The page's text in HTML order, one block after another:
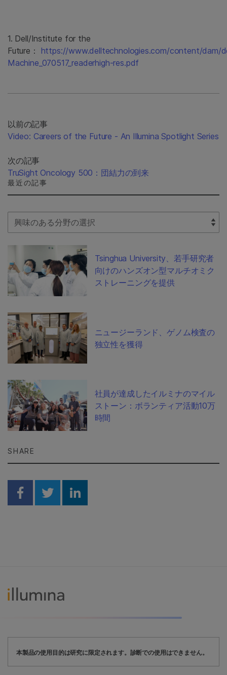
1. Dell/Institute for the
Future： https://www.delltechnologies.com/content/dam/
Machine_070517_readerhigh-res.pdf
以前の記事
Video: Careers of the Future - An Illumina Spotlight Series
次の記事
TruSight Oncology 500：団結力の到来
最近の記事
Select Filter
Tsinghua University、若手研究者
向けのハンズオン型マルチオミク
ストレーニングを提供
ニュージーランド、ゲノム検査の
独立性を獲得
社員が達成したイルミナのマイル
ストーン：ボランティア活動10万
時間
SHARE
Share on Facebook
Share on Twitter
Share on Linkedin
本製品の使用目的は研究に限定されます。診断での使用はできません。